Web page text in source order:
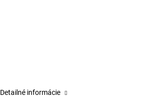
Detailné informácie